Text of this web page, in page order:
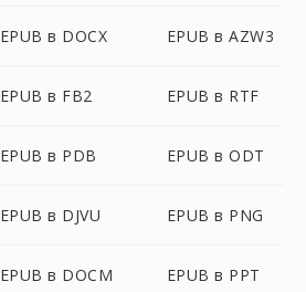
EPUB в DOCX EPUB в AZW3
EPUB в FB2 EPUB в RTF
EPUB в PDB EPUB в ODT
EPUB в DJVU EPUB в PNG
EPUB в DOCM EPUB в PPT